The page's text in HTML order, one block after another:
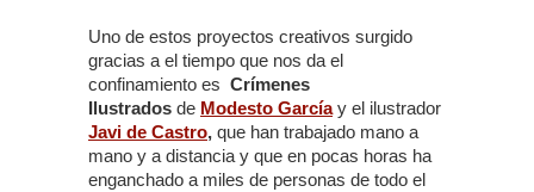
Uno de estos proyectos creativos surgido
gracias a el tiempo que nos da el
confinamiento es Crímenes
Ilustrados de Modesto Garcíay el ilustrador
Javi de Castro, que han trabajado mano a
mano y a distancia y que en pocas horas ha
enganchado a miles de personas de todo el